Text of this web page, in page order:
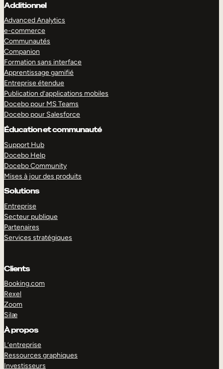
Additionnel
Advanced Analytics
e-commerce
Communautés
Companion
Formation sans interface
Apprentissage gamifié
Entreprise étendue
Publication d’applications mobiles
Docebo pour MS Teams
Docebo pour Salesforce
Éducation et communauté
Support Hub
Docebo Help
Docebo Community
Mises à jour des produits
Solutions
Entreprise
Secteur publique
Partenaires
Services stratégiques
Clients
Booking.com
Rexel
Zoom
Silæ
À propos
L’entreprise
Ressources graphiques
Investisseurs